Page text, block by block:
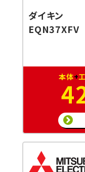
ダイキン
EQN37XFV
本体+